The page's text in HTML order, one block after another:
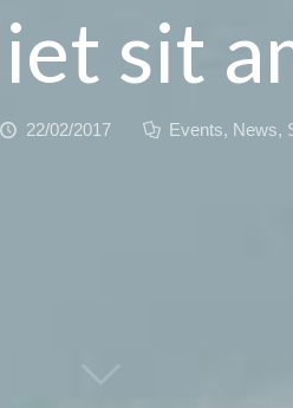
sit
22/02/2017 Events, News,